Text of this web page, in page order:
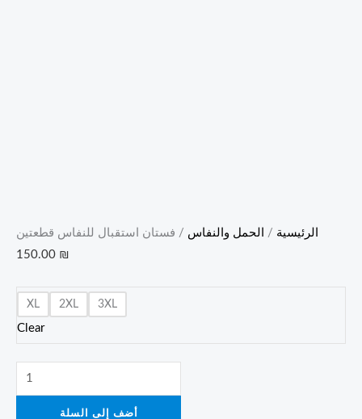
الرئيسية / الحمل والنفاس / فستان استقبال للنفاس قطعتين
150.00 ₪
XL 2XL 3XL
Clear
أضف إلى السلة